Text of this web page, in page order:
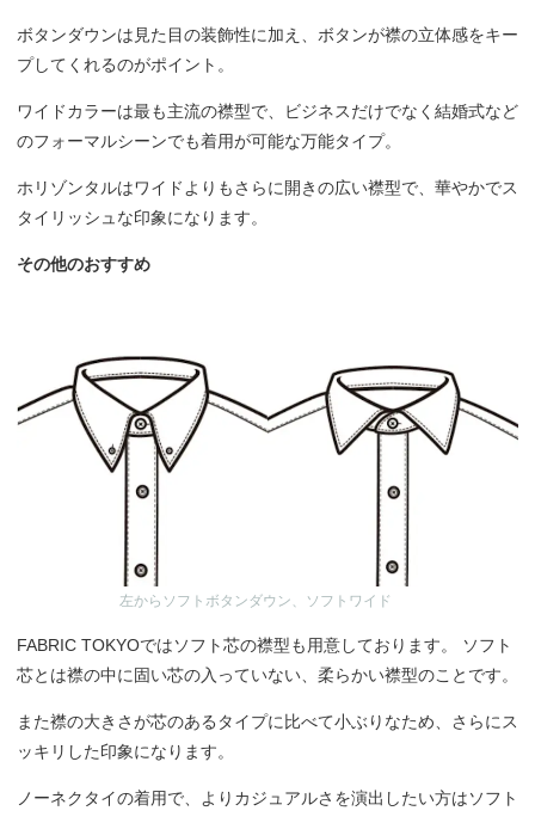
ボタンダウンは見た目の装飾性に加え、ボタンが襟の立体感をキー
プしてくれるのがポイント。
ワイドカラーは最も主流の襟型で、ビジネスだけでなく結婚式など
のフォーマルシーンでも着用が可能な万能タイプ。
ホリゾンタルはワイドよりもさらに開きの広い襟型で、華やかでス
タイリッシュな印象になります。
その他のおすすめ
左からソフトボタンダウン、ソフトワイド
FABRIC TOKYOではソフト芯の襟型も用意しております。 ソフト
芯とは襟の中に固い芯の入っていない、柔らかい襟型のことです。
また襟の大きさが芯のあるタイプに比べて小ぶりなため、さらにス
ッキリした印象になります。
ノーネクタイの着用で、よりカジュアルさを演出したい方はソフト